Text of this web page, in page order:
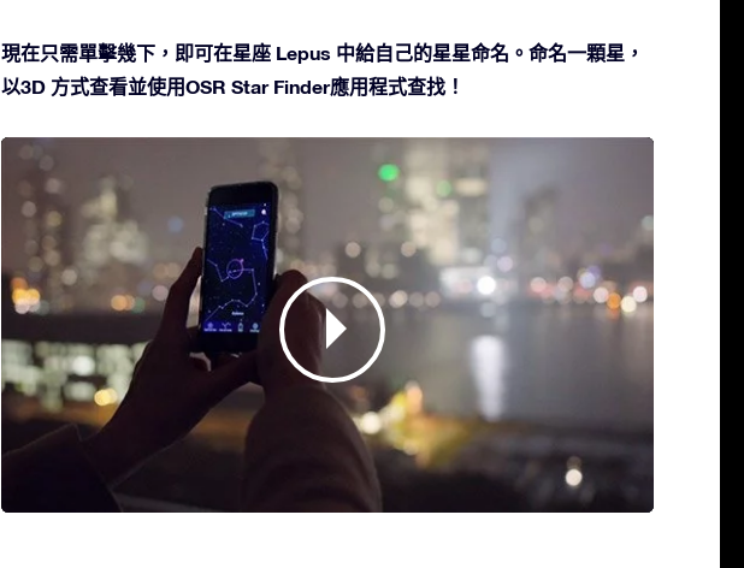
現在只需單擊幾下，即可在星座 Lepus 中給自己的星星命名。命名一顆星，
以3D 方式查看並使用OSR Star Finder應用程式查找！